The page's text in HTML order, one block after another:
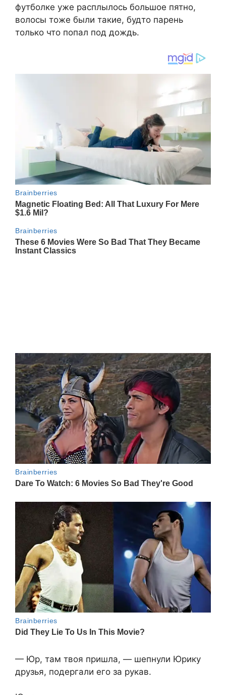
футболке уже расплылось большое пятно,
волосы тоже были такие, будто парень
только что попал под дождь.
— Юр, там твоя пришла, — шепнули Юрику
друзья, подергали его за рукав.